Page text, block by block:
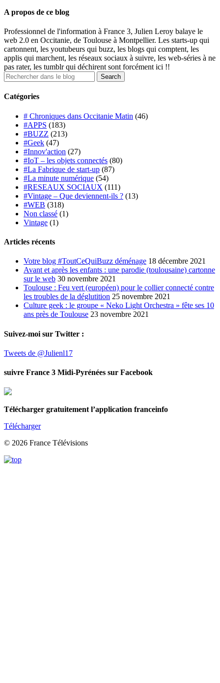
A propos de ce blog
Professionnel de l'information à France 3, Julien Leroy balaye le
web 2.0 en Occitanie, de Toulouse à Montpellier. Les starts-up qui
cartonnent, les youtubeurs qui buzz, les blogs qui comptent, les
applis qui marchent, les réseaux sociaux à suivre, les web-séries à ne
pas rater, les tumblr qui déchirent sont forcément ici !!
Catégories
# Chroniques dans Occitanie Matin (46)
#APPS (183)
#BUZZ (213)
#Geek (47)
#Innov'action (27)
#IoT – les objets connectés (80)
#La Fabrique de start-up (87)
#La minute numérique (54)
#RESEAUX SOCIAUX (111)
#Vintage – Que deviennent-ils ? (13)
#WEB (318)
Non classé (1)
Vintage (1)
Articles récents
Votre blog #ToutCeQuiBuzz déménage 18 décembre 2021
Avant et après les enfants : une parodie (toulousaine) cartonne
sur le web 30 novembre 2021
Toulouse : Feu vert (européen) pour le collier connecté contre
les troubles de la déglutition 25 novembre 2021
Culture geek : le groupe « Neko Light Orchestra » fête ses 10
ans près de Toulouse 23 novembre 2021
Suivez-moi sur Twitter :
Tweets de @Julienl17
suivre France 3 Midi-Pyrénées sur Facebook
Télécharger gratuitement l’application franceinfo
Télécharger
© 2026 France Télévisions